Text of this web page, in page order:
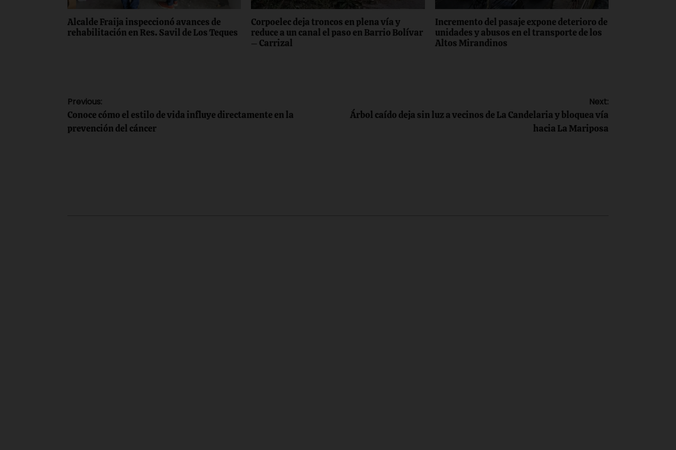
Alcalde Fraija inspeccionó avances de
rehabilitación en Res. Savil de Los Teques
Corpoelec deja troncos en plena vía y
reduce a un canal el paso en Barrio Bolívar
– Carrizal
Incremento del pasaje expone deterioro de
unidades y abusos en el transporte de los
Altos Mirandinos
Navegación
de
Previous:
Conoce cómo el estilo de vida influye directamente en la
prevención del cáncer
Next:
Árbol caído deja sin luz a vecinos de La Candelaria y bloquea vía
hacia La Mariposa